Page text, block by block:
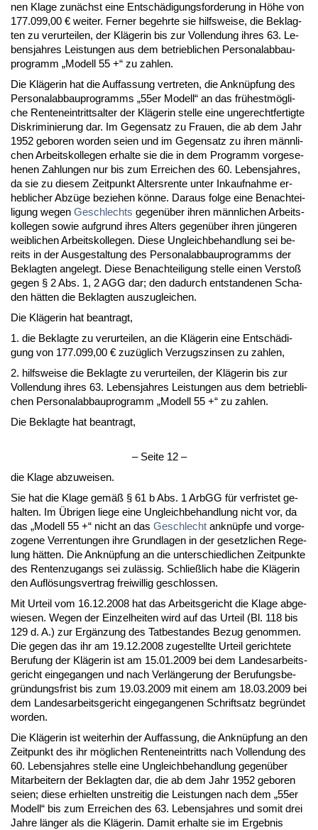
nen Kla­ge zunächst ei­ne Entschädi­gungs­for­de­rung in Höhe von
177.099,00 € wei­ter. Fer­ner be­gehr­te sie hilfs­wei­se, die Be­klag­
ten zu ver­ur­tei­len, der Kläge­rin bis zur Voll­endung ih­res 63. Le­
bens­jah­res Leis­tun­gen aus dem be­trieb­li­chen Per­so­nal­ab­bau­
pro­gramm „Mo­dell 55 +“ zu zah­len.
Die Kläge­rin hat die Auf­fas­sung ver­tre­ten, die An­knüpfung des
Per­so­nal­ab­bau­pro­gramms „55er Mo­dell“ an das frühestmögli­
che Ren­ten­ein­tritts­al­ter der Kläge­rin stel­le ei­ne un­ge­recht­fer­tig­te
Dis­kri­mi­nie­rung dar. Im Ge­gen­satz zu Frau­en, die ab dem Jahr
1952 ge­bo­ren wor­den sei­en und im Ge­gen­satz zu ih­ren männ­li­
chen Ar­beits­kol­le­gen er­hal­te sie die in dem Pro­gramm vor­ge­se­
he­nen Zah­lun­gen nur bis zum Er­rei­chen des 60. Le­bens­jah­res,
da sie zu die­sem Zeit­punkt Al­ters­ren­te un­ter In­k­auf­nah­me er­
heb­li­cher Abzüge be­zie­hen könne. Dar­aus fol­ge ei­ne Be­nach­tei­
li­gung we­gen Ge­schlechts ge­genüber ih­ren männ­li­chen Ar­beits­
kol­le­gen so­wie auf­grund ih­res Al­ters ge­genüber ih­ren jünge­ren
weib­li­chen Ar­beits­kol­le­gen. Die­se Un­gleich­be­hand­lung sei be­
reits in der Aus­ge­stal­tung des Per­so­nal­ab­bau­pro­gramms der
Be­klag­ten an­ge­legt. Die­se Be­nach­tei­li­gung stel­le ei­nen Ver­s­toß
ge­gen § 2 Abs. 1, 2 AGG dar; den da­durch ent­stan­de­nen Scha­
den hätten die Be­klag­ten aus­zu­glei­chen.
Die Kläge­rin hat be­an­tragt,
1. die Be­klag­te zu ver­ur­tei­len, an die Kläge­rin ei­ne Entschädi­
gung von 177.099,00 € zuzüglich Ver­zugs­zin­sen zu zah­len,
2. hilfs­wei­se die Be­klag­te zu ver­ur­tei­len, der Kläge­rin bis zur
Voll­endung ih­res 63. Le­bens­jah­res Leis­tun­gen aus dem be­trieb­li­
chen Per­so­nal­ab­bau­pro­gramm „Mo­dell 55 +“ zu zah­len.
Die Be­klag­te hat be­an­tragt,
– Sei­te 12 –
die Kla­ge ab­zu­wei­sen.
Sie hat die Kla­ge gemäß § 61 b Abs. 1 ArbGG für ver­fris­tet ge­
hal­ten. Im Übri­gen lie­ge ei­ne Un­gleich­be­hand­lung nicht vor, da
das „Mo­dell 55 +“ nicht an das Ge­schlecht an­knüpfe und vor­ge­
zo­ge­ne Ver­ren­tun­gen ih­re Grund­la­gen in der ge­setz­li­chen Re­ge­
lung hätten. Die An­knüpfung an die un­ter­schied­li­chen Zeit­punk­te
des Ren­ten­zu­gangs sei zulässig. Sch­ließlich ha­be die Kläge­rin
den Auflösungs­ver­trag frei­wil­lig ge­schlos­sen.
Mit Ur­teil vom 16.12.2008 hat das Ar­beits­ge­richt die Kla­ge ab­ge­
wie­sen. We­gen der Ein­zel­hei­ten wird auf das Ur­teil (Bl. 118 bis
129 d. A.) zur Ergänzung des Tat­be­stan­des Be­zug ge­nom­men.
Die ge­gen das ihr am 19.12.2008 zu­ge­stell­te Ur­teil ge­rich­te­te
Be­ru­fung der Kläge­rin ist am 15.01.2009 bei dem Lan­des­ar­beits­
ge­richt ein­ge­gan­gen und nach Verlänge­rung der Be­ru­fungs­be­
gründungs­frist bis zum 19.03.2009 mit ei­nem am 18.03.2009 bei
dem Lan­des­ar­beits­ge­richt ein­ge­gan­ge­nen Schrift­satz be­gründet
wor­den.
Die Kläge­rin ist wei­ter­hin der Auf­fas­sung, die An­knüpfung an den
Zeit­punkt des ihr mögli­chen Ren­ten­ein­tritts nach Voll­endung des
60. Le­bens­jah­res stel­le ei­ne Un­gleich­be­hand­lung ge­genüber
Mit­ar­bei­tern der Be­klag­ten dar, die ab dem Jahr 1952 ge­bo­ren
sei­en; die­se er­hiel­ten un­strei­tig die Leis­tun­gen nach dem „55er
Mo­dell“ bis zum Er­rei­chen des 63. Le­bens­jah­res und so­mit drei
Jah­re länger als die Kläge­rin. Da­mit er­hal­te sie im Er­geb­nis